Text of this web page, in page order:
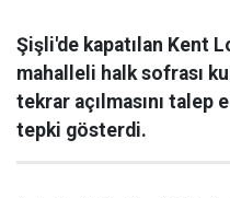
Şişli'de kapatılan Kent
mahalleli halk sofrası
tekrar açılmasını talep
tepki gösterdi.